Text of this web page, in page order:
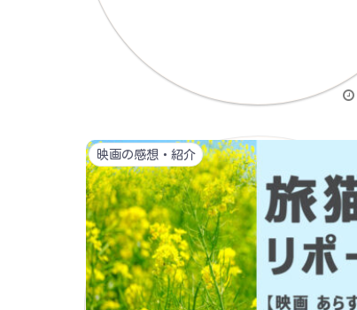
映画の感想・紹介